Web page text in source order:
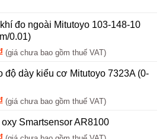
đo ngoài Mitutoyo 103-148-10
0.01)
(giá chưa bao gồm thuế VAT)
độ dày kiểu cơ Mitutoyo 7323A (0-
(giá chưa bao gồm thuế VAT)
oxy Smartsensor AR8100